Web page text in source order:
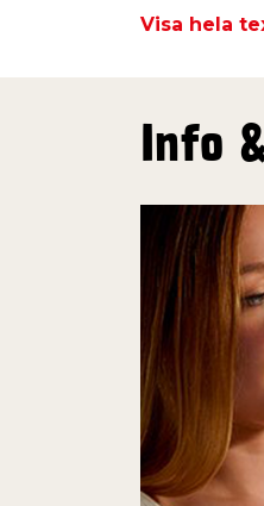
på 21W och
Visa hela
Info